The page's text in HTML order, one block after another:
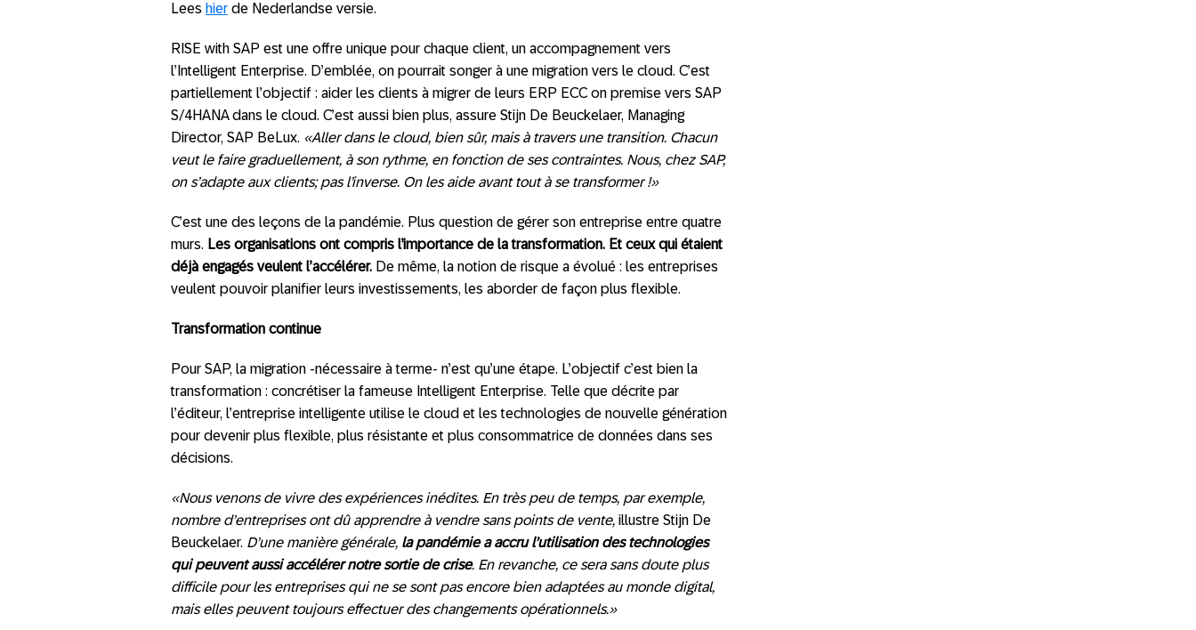
Lees hier de Nederlandse versie.
RISE with SAP est une offre unique pour chaque client, un accompagnement vers
l’Intelligent Enterprise. D’emblée, on pourrait songer à une migration vers le cloud. C’est
partiellement l’objectif : aider les clients à migrer de leurs ERP ECC on premise vers SAP
S/4HANA dans le cloud. C’est aussi bien plus, assure Stijn De Beuckelaer, Managing
Director, SAP BeLux. «Aller dans le cloud, bien sûr, mais à travers une transition. Chacun
veut le faire graduellement, à son rythme, en fonction de ses contraintes. Nous, chez SAP,
on s’adapte aux clients; pas l’inverse. On les aide avant tout à se transformer !»
C’est une des leçons de la pandémie. Plus question de gérer son entreprise entre quatre
murs. Les organisations ont compris l’importance de la transformation. Et ceux qui étaient
déjà engagés veulent l’accélérer. De même, la notion de risque a évolué : les entreprises
veulent pouvoir planifier leurs investissements, les aborder de façon plus flexible.
Transformation continue
Pour SAP, la migration -nécessaire à terme- n’est qu’une étape. L’objectif c’est bien la
transformation : concrétiser la fameuse Intelligent Enterprise. Telle que décrite par
l’éditeur, l’entreprise intelligente utilise le cloud et les technologies de nouvelle génération
pour devenir plus flexible, plus résistante et plus consommatrice de données dans ses
décisions.
«Nous venons de vivre des expériences inédites. En très peu de temps, par exemple,
nombre d’entreprises ont dû apprendre à vendre sans points de vente, illustre Stijn De
Beuckelaer. D’une manière générale, la pandémie a accru l’utilisation des technologies
qui peuvent aussi accélérer notre sortie de crise. En revanche, ce sera sans doute plus
difficile pour les entreprises qui ne se sont pas encore bien adaptées au monde digital,
mais elles peuvent toujours effectuer des changements opérationnels.»